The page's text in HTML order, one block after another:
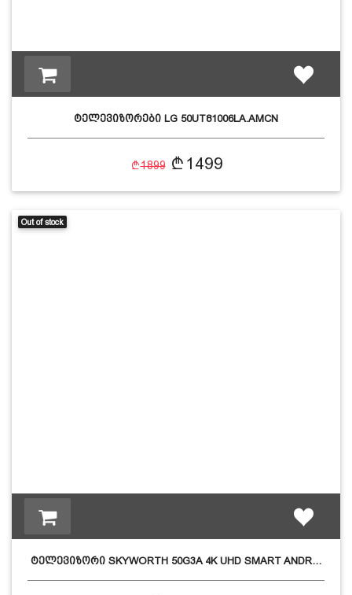
ტელევიზორები LG 50UT81006LA.AMCN
1899 1499
Out of stock
ტელევიზორი SKYWORTH 50G3A 4K UHD SMART ANDR…